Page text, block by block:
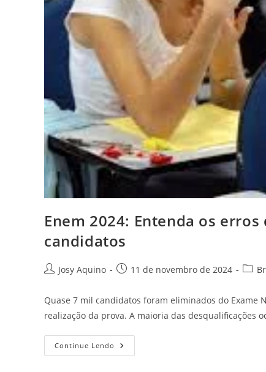
Enem 2024: Entenda os
candidatos
Josy Aquino 11 de novembro de 2024
Quase 7 mil candidatos foram eliminados do Exame
realização da prova. A maioria das desqualificações
Continue Lendo